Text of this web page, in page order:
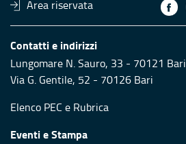
Area riservata
Contatti e indirizzi
Lungomare N. Sauro, 33 - 70121 Bari
Via G. Gentile, 52 - 70126 Bari
Elenco PEC e Rubrica
Eventi e Stampa